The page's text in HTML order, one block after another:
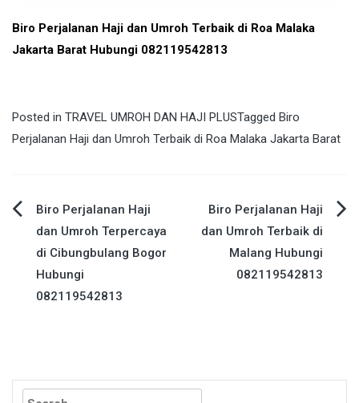
Biro Perjalanan Haji dan Umroh Terbaik di Roa Malaka
Jakarta Barat Hubungi 082119542813
Posted in TRAVEL UMROH DAN HAJI PLUSTagged Biro
Perjalanan Haji dan Umroh Terbaik di Roa Malaka Jakarta Barat
Post
navigation
Biro Perjalanan Haji
dan Umroh Terpercaya
di Cibungbulang Bogor
Hubungi
082119542813
Biro Perjalanan Haji
dan Umroh Terbaik di
Malang Hubungi
082119542813
Search